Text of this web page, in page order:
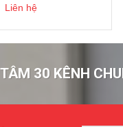
Liên hệ
30 KÊNH